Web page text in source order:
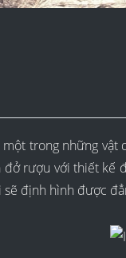
trong những vật
đở rượu với thiết kế
sẽ định hình được